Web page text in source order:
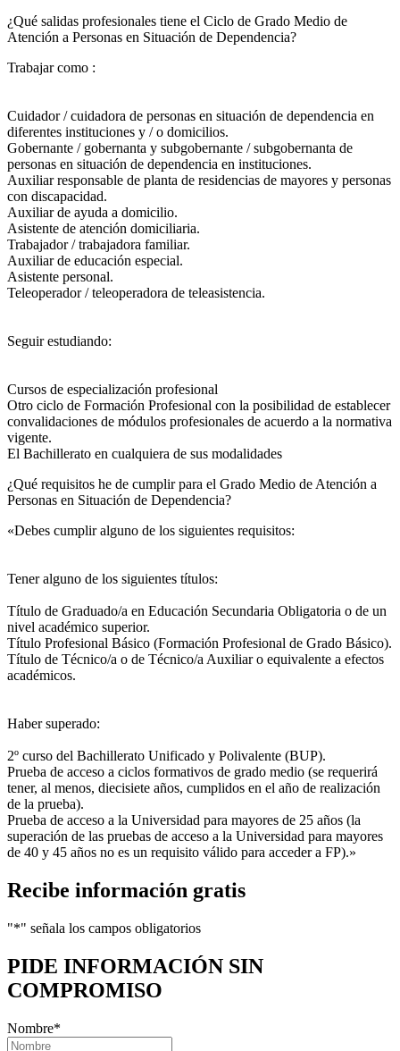
¿Qué salidas profesionales tiene el Ciclo de Grado Medio de
Atención a Personas en Situación de Dependencia?​
Trabajar como :
Cuidador / cuidadora de personas en situación de dependencia en
diferentes instituciones y / o domicilios.
Gobernante / gobernanta y subgobernante / subgobernanta de
personas en situación de dependencia en instituciones.
Auxiliar responsable de planta de residencias de mayores y personas
con discapacidad.
Auxiliar de ayuda a domicilio.
Asistente de atención domiciliaria.
Trabajador / trabajadora familiar.
Auxiliar de educación especial.
Asistente personal.
Teleoperador / teleoperadora de teleasistencia.
Seguir estudiando:
Cursos de especialización profesional
Otro ciclo de Formación Profesional con la posibilidad de establecer
convalidaciones de módulos profesionales de acuerdo a la normativa
vigente.
El Bachillerato en cualquiera de sus modalidades
¿Qué requisitos he de cumplir para el Grado Medio de Atención a
Personas en Situación de Dependencia?
«Debes cumplir alguno de los siguientes requisitos:
Tener alguno de los siguientes títulos:
Título de Graduado/a en Educación Secundaria Obligatoria o de un
nivel académico superior.
Título Profesional Básico (Formación Profesional de Grado Básico).
Título de Técnico/a o de Técnico/a Auxiliar o equivalente a efectos
académicos.
Haber superado:
2º curso del Bachillerato Unificado y Polivalente (BUP).
Prueba de acceso a ciclos formativos de grado medio (se requerirá
tener, al menos, diecisiete años, cumplidos en el año de realización
de la prueba).
Prueba de acceso a la Universidad para mayores de 25 años (la
superación de las pruebas de acceso a la Universidad para mayores
de 40 y 45 años no es un requisito válido para acceder a FP).»
Recibe información gratis
"*" señala los campos obligatorios
PIDE INFORMACIÓN SIN
COMPROMISO
Nombre*